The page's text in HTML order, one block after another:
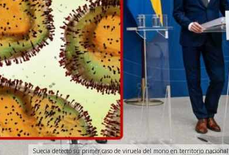
Suecia detectó su primer caso de viruela del mono en territorio nacional